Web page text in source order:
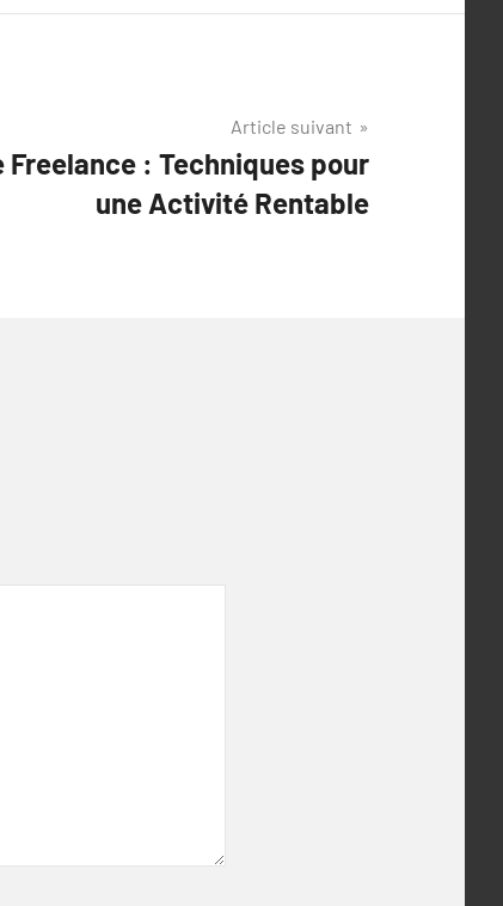
Article suivant
Freelance : Techniques pour
une Activité Rentable